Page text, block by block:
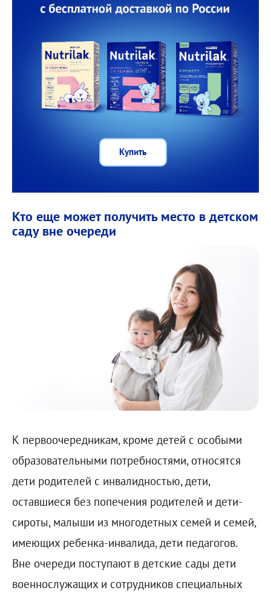
Купить
Кто еще может получить место в детском
саду вне очереди
К первоочередникам, кроме детей с особыми
образовательными потребностями, относятся
дети родителей с инвалидностью, дети,
оставшиеся без попечения родителей и дети-
сироты, малыши из многодетных семей и семей,
имеющих ребенка-инвалида, дети педагогов.
Вне очереди поступают в детские сады дети
военнослужащих и сотрудников специальных